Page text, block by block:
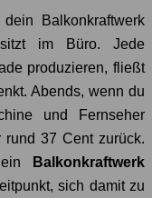
Balkonkraftwerk
im Büro. Jede
produzieren, fließt
Abends, wenn du
und Fernseher
rund 37 Cent zurück.
Balkonkraftwerk
sich damit zu